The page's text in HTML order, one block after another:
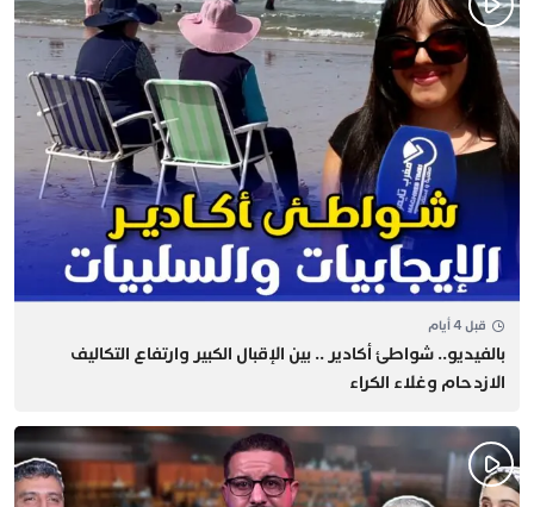
قبل 4 أيام
بالفيديو.. شواطئ أكادير .. بين الإقبال الكبير وارتفاع التكاليف
الازدحام وغلاء الكراء